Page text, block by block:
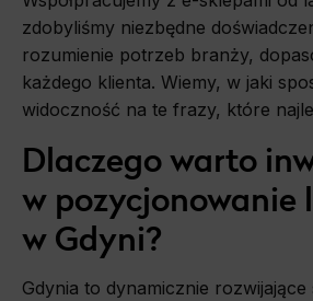
zdobyliśmy niezbędne
rozumienie potrzeb branży,
każdego klienta. Wiemy, w jaki
widoczność na te frazy, które
Dlaczego warto
w pozycjonowanie
w Gdyni?
Gdynia to dynamicznie rozwijające